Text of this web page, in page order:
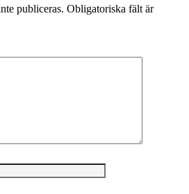
publiceras. Obligatoriska fält är